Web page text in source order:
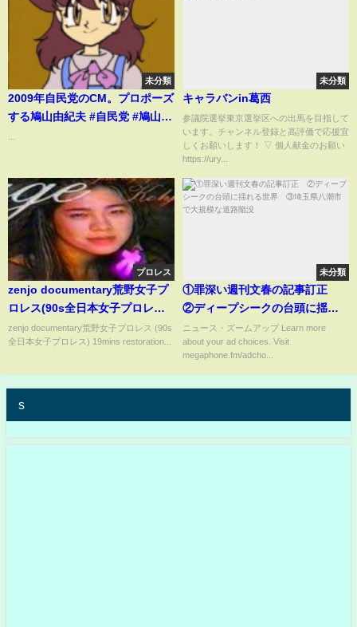
未分類
2009年自民党のCM。プロポーズ
する鳩山由紀夫 #自民党 #鳩山由
未分類
キャラバンin葛西
参議院選挙東京選挙区への出馬を目指して
います。チャンネル登録と高評価で応援宜
しくお願いします！ ▽ 個人献金のお願い
https://ury...
プロレス
zenjo documentary荒野女子プ
ロレス(90s全日本女子プロレ
ス)16mins restoration
zenjo documentary荒野女子プロレス (90s
全日本女子プロレス) 19mins restoration...
未分類
①罪深い週刊文春の記事訂正
②ディープシークの台頭に揺れ
る世界 ③埼玉県八潮市で大規
模な道路陥没
ニュース・ズームアップ Learn more
about your ad choices. Visit
megaphone.fm/adcho...
s